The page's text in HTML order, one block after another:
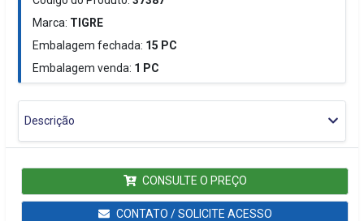
Marca: TIGRE
Embalagem fechada: 15 PC
Embalagem venda: 1 PC
Descrição
CONSULTE O PREÇO
CONTATO / SOLICITE ACESSO